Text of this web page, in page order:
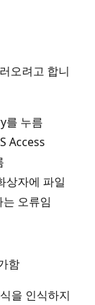
오려고 합니
를 누름
Access
상자에 파일
오류임
함
을 인식하지